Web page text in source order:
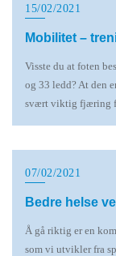
15/02/2021
Mobilitet –
Visste du at foten
og 33 ledd? At den
svært viktig fjæring
07/02/2021
Bedre helse
Å gå riktig er en
som vi utvikler fra